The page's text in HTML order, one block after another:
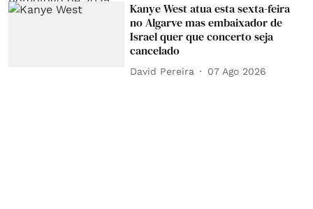
Kanye West atua esta sexta-feira
no Algarve mas embaixador de
Israel quer que concerto seja
cancelado
David Pereira 07 Ago 2026